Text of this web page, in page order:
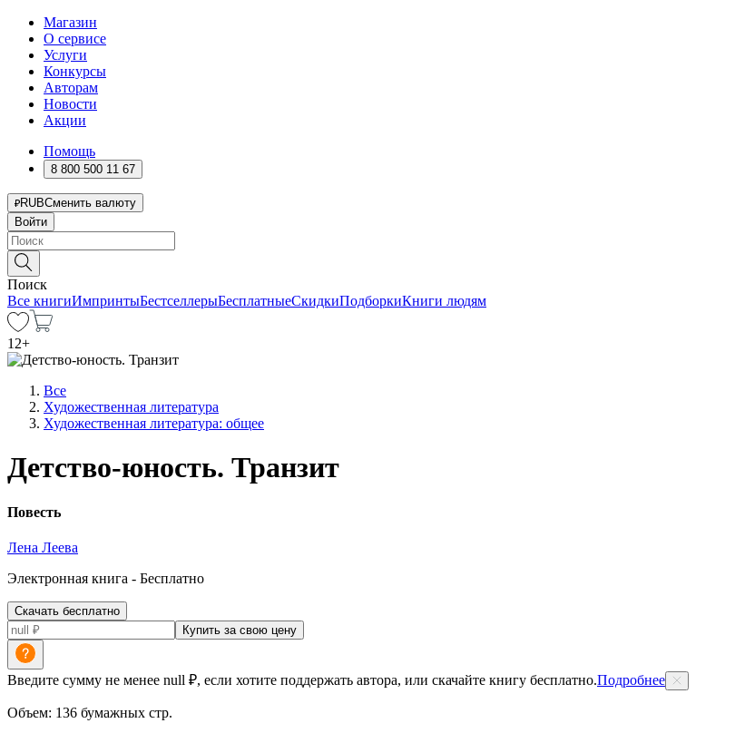
Магазин
О сервисе
Услуги
Конкурсы
Авторам
Новости
Акции
Помощь
8 800 500 11 67
RUBСменить валюту
Войти
Поиск
Все книгиИмпринтыБестселлерыБесплатныеСкидкиПодборкиКниги людям
12+
Все
Художественная литература
Художественная литература: общее
Детство-юность. Транзит
Повесть
Лена Леева
Электронная книга - Бесплатно
Скачать бесплатно
Купить за свою цену
Введите сумму не менее null ₽, если хотите поддержать автора, или скачайте книгу бесплатно.Подробнее
Объем: 136 бумажных стр.